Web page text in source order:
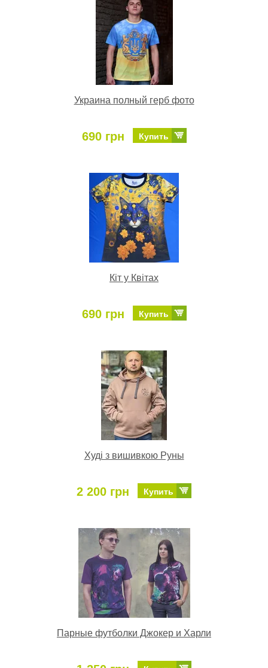
Украина полный герб фото
690 грн Купить
Кіт у Квітах
690 грн Купить
Худі з вишивкою Руны
2 200 грн Купить
Парные футболки Джокер и Харли